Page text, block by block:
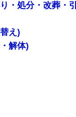
・処分・改葬・
え)
解体)